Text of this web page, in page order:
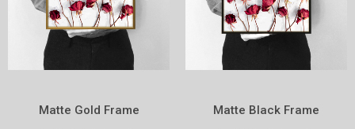
Matte Gold Frame Matte Black Frame